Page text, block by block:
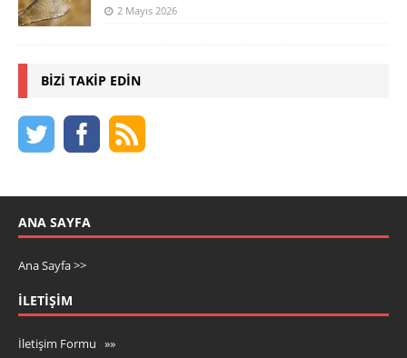
2 Mayıs 2026
BIZI TAKIP EDIN
ANA SAYFA
Ana Sayfa >>
İLETIŞIM
İletişim Formu »»